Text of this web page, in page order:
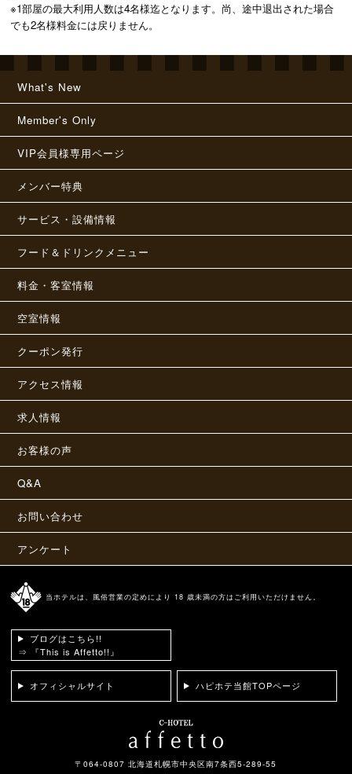
※1部屋の最大利用人数は4名様迄となります。尚、途中退出された場合
でも2名様料金には戻りません。
What's New
Member's Only
VIP会員様専用ページ
メンバー特典
サービス・設備情報
フード＆ドリンクメニュー
料金・客室情報
空室情報
クーポン発行
アクセス情報
求人情報
お客様の声
Q&A
お問い合わせ
アンケート
当ホテルは、風俗営業の定めにより 18 歳未満の方はご利用いただけません。
ブログはこちら!!
⇒ 『This is Affetto!!』
オフィシャルサイト ハピホテ当館TOPページ
〒064-0807 北海道札幌市中央区南7条西5-289-55